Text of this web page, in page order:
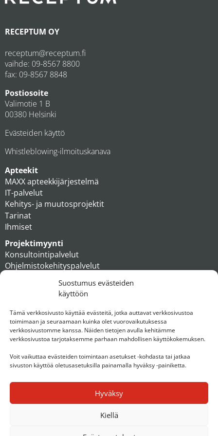
Suostumus evästeiden
käyttöön
Tämä verkkosivusto käyttää evästeitä, jotka auttavat verkkosivustoa
toimimaan ja seuraamaan kuinka olet vuorovaikutuksessa
verkkosivustomme kanssa. Näiden tietojen avulla kehitämme
verkkosivustoa tarjotaksemme parhaan mahdollisen käyttökokemuksen.
Voit vaikuttaa evästeiden toimintaan asetukset -kohdasta tai jatkaa
sivuston käyttöä oletusasetuksilla painamalla hyväksy -painiketta.
Hyväksy
Kiellä
RECEPTUM OY
receptum@receptum.fi
vaihde: 09-8567 8800
fax: 09-8567 8848
Postiosoite
Valimotie 1 B
00380 Helsinki
Evästeiden käyttö
Whistleblowing-ilmoituskanava
Apteekit
MAXX apteekkijärjestelmä
IT-palvelut
Kehitys- ja muutosprojektit
Tarinat
Ihmiset
Projektimyynti
Konsultointipalvelut
Ohjelmistokehityspalvelut
Ihmiset
Konserni
Ota yhteyttä